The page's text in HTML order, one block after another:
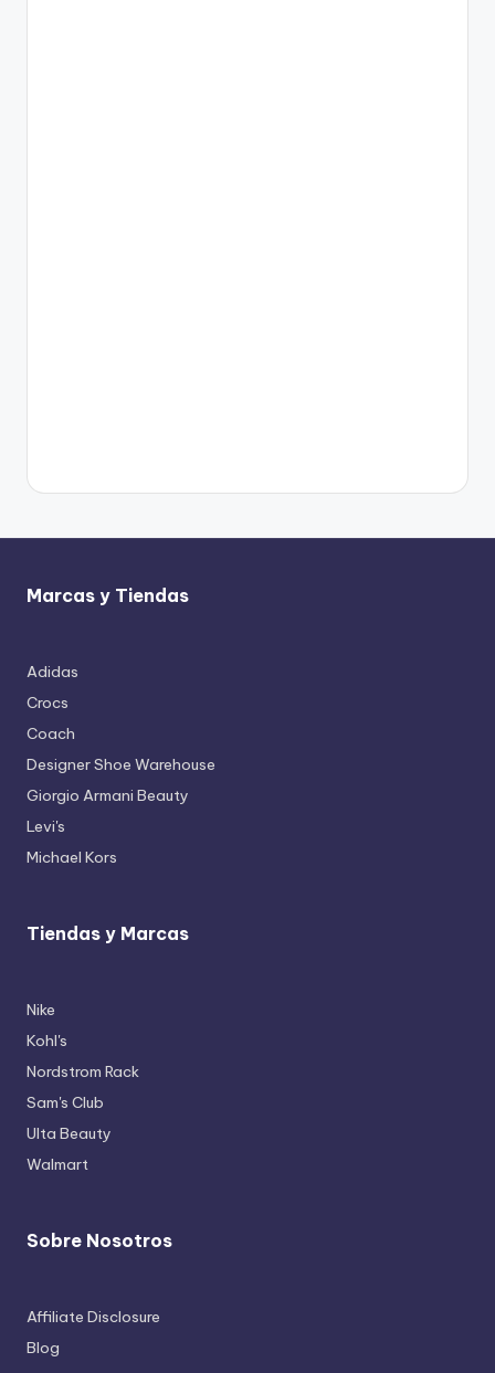
Marcas y Tiendas
Adidas
Crocs
Coach
Designer Shoe Warehouse
Giorgio Armani Beauty
Levi's
Michael Kors
Tiendas y Marcas
Nike
Kohl's
Nordstrom Rack
Sam's Club
Ulta Beauty
Walmart
Sobre Nosotros
Affiliate Disclosure
Blog